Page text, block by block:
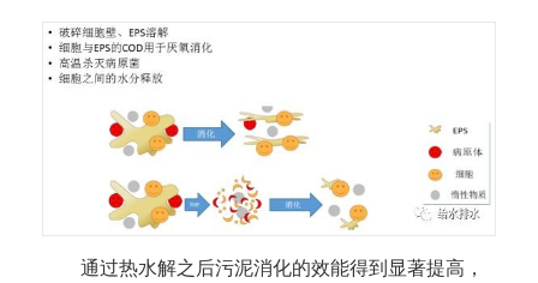
通过热水解之后污泥消化的效能得到显著提高，